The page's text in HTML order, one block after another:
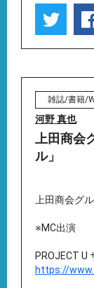
雑誌/書籍/
河野 真也
上田商会
ル」
上田商会グ
※MC出演
PROJECT U
https://